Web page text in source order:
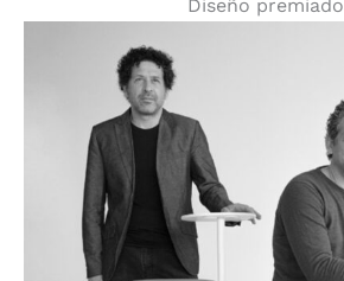
Diseño premiado